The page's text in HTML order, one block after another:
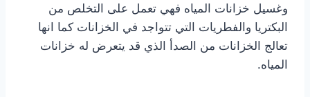
وغسيل خزانات المياه فهي تعمل على التخلص من
البكتريا والفطريات التي تتواجد في الخزانات كما انها
تعالج الخزانات من الصدأ الذي قد يتعرض له خزانات
المياه.